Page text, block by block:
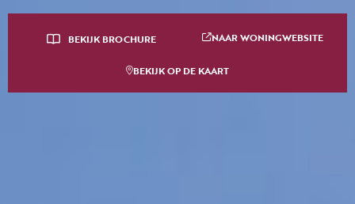
BEKIJK BROCHURE NAAR WONINGWEBSITE
BEKIJK OP DE KAART